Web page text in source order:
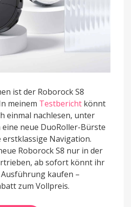
ist der Roborock S8
meinem Testbericht könnt
einmal nachlesen, unter
neue DuoRoller-Bürste
Navigation.
Roborock S8 nur in der
ab sofort könnt ihr
kaufen –
zum Vollpreis.